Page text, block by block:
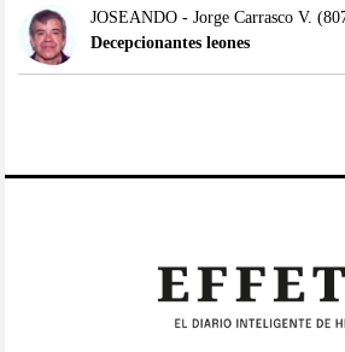
JOSEANDO - Jorge Carrasco V.
Decepcionantes leones